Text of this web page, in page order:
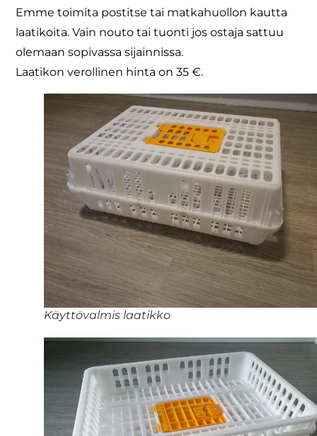
Emme toimita postitse tai matkahuollon kautta
laatikoita. Vain nouto tai tuonti jos ostaja sattuu
olemaan sopivassa sijainnissa.
Laatikon verollinen hinta on 35 €.
Käyttövalmis laatikko